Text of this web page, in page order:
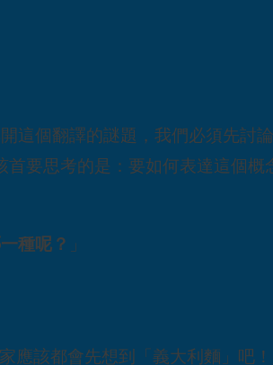
這個翻譯的謎題，我們必須先討
要思考的是：要如何表達這個概
種呢？ 」
應該都會先想到「義大利麵」吧